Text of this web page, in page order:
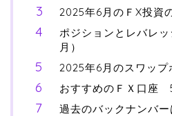
2025年6月のＦX投資
ポジションとレバレ
月）
2025年6月のスワップ
おすすめのＦＸ口座
過去のバックナンバー